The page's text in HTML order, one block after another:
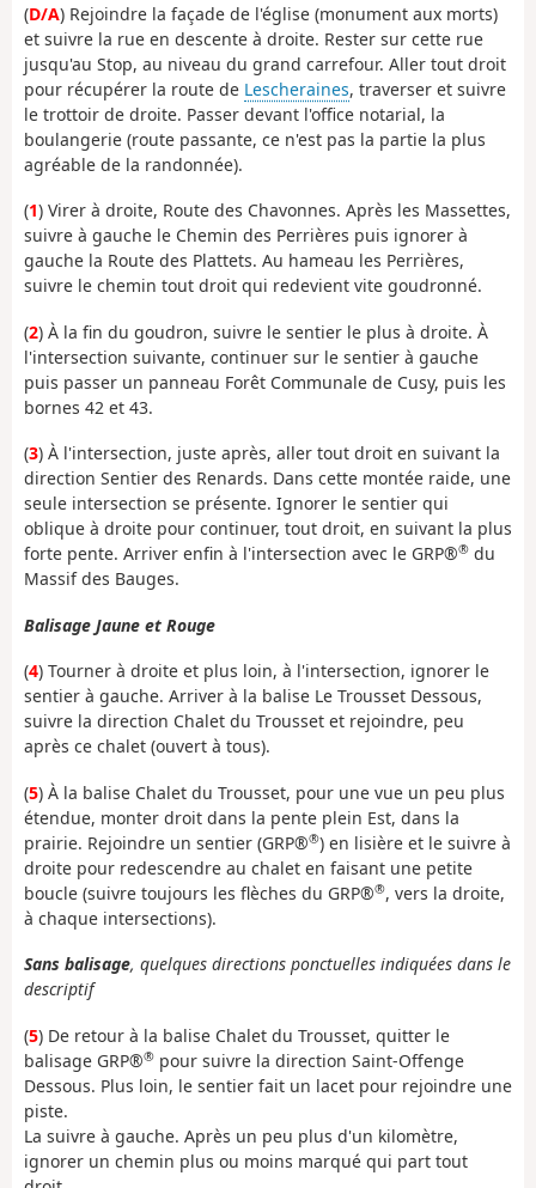
(D/A) Rejoindre la façade de l'église (monument aux morts)
et suivre la rue en descente à droite. Rester sur cette rue
jusqu'au Stop, au niveau du grand carrefour. Aller tout droit
pour récupérer la route de Lescheraines, traverser et suivre
le trottoir de droite. Passer devant l'office notarial, la
boulangerie (route passante, ce n'est pas la partie la plus
agréable de la randonnée).
(1) Virer à droite, Route des Chavonnes. Après les Massettes,
suivre à gauche le Chemin des Perrières puis ignorer à
gauche la Route des Plattets. Au hameau les Perrières,
suivre le chemin tout droit qui redevient vite goudronné.
(2) À la fin du goudron, suivre le sentier le plus à droite. À
l'intersection suivante, continuer sur le sentier à gauche
puis passer un panneau Forêt Communale de Cusy, puis les
bornes 42 et 43.
(3) À l'intersection, juste après, aller tout droit en suivant la
direction Sentier des Renards. Dans cette montée raide, une
seule intersection se présente. Ignorer le sentier qui
oblique à droite pour continuer, tout droit, en suivant la plus
forte pente. Arriver enfin à l'intersection avec le GRP®® du
Massif des Bauges.
Balisage Jaune et Rouge
(4) Tourner à droite et plus loin, à l'intersection, ignorer le
sentier à gauche. Arriver à la balise Le Trousset Dessous,
suivre la direction Chalet du Trousset et rejoindre, peu
après ce chalet (ouvert à tous).
(5) À la balise Chalet du Trousset, pour une vue un peu plus
étendue, monter droit dans la pente plein Est, dans la
prairie. Rejoindre un sentier (GRP®®) en lisière et le suivre à
droite pour redescendre au chalet en faisant une petite
boucle (suivre toujours les flèches du GRP®®, vers la droite,
à chaque intersections).
Sans balisage, quelques directions ponctuelles indiquées dans le
descriptif
(5) De retour à la balise Chalet du Trousset, quitter le
balisage GRP®® pour suivre la direction Saint-Offenge
Dessous. Plus loin, le sentier fait un lacet pour rejoindre une
piste.
La suivre à gauche. Après un peu plus d'un kilomètre,
ignorer un chemin plus ou moins marqué qui part tout